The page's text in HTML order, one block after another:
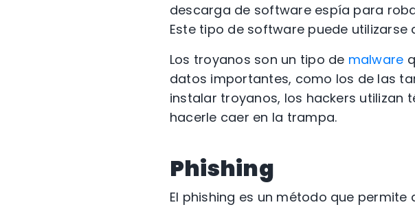
descarga de software espía para
Este tipo de software puede
Los troyanos son un tipo de malware
datos importantes, como los de las
instalar troyanos, los hackers utilizan
hacerle caer en la trampa.
Phishing
El phishing es un método que